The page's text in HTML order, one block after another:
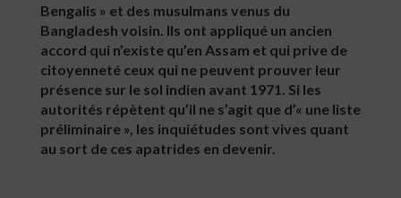
Bengalis » et des musulmans venus du
Bangladesh voisin. Ils ont appliqué un ancien
accord qui n’existe qu’en Assam et qui prive de
citoyenneté ceux qui ne peuvent prouver leur
présence sur le sol indien avant 1971. Si les
autorités répètent qu’il ne s’agit que d’« une liste
préliminaire », les inquiétudes sont vives quant
au sort de ces apatrides en devenir.